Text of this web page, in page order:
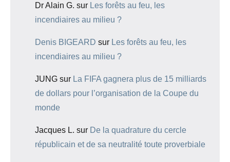
Dr Alain G. sur Les forêts au feu, les
incendiaires au milieu ?
Denis BIGEARD sur Les forêts au feu, les
incendiaires au milieu ?
JUNG sur La FIFA gagnera plus de 15 milliards
de dollars pour l’organisation de la Coupe du
monde
Jacques L. sur De la quadrature du cercle
républicain et de sa neutralité toute proverbiale